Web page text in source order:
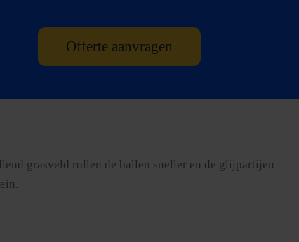
Offerte aanvragen
grasveld rollen de ballen sneller en de glijpartijen